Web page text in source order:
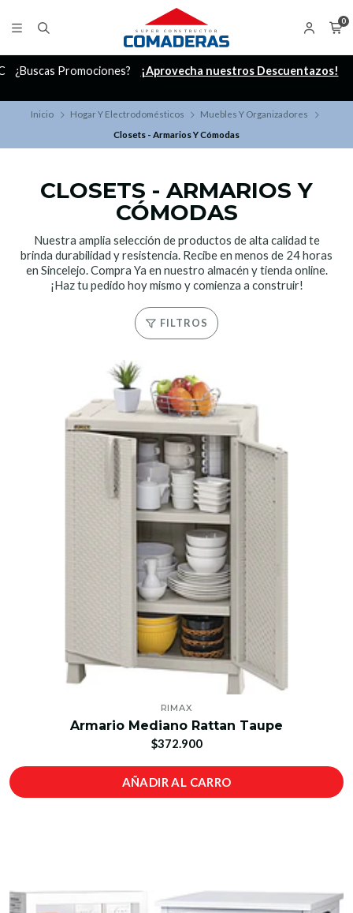
0
¿Buscas Promociones? ¡Aprovecha nuestros Descuentazos!
Inicio Hogar Y Electrodomésticos
Muebles Y Organizadores
Closets - Armarios Y Cómodas
CLOSETS - ARMARIOS Y
CÓMODAS
Nuestra amplia selección de productos de alta calidad te
brinda durabilidad y resistencia. Recibe en menos de 24 horas
en Sincelejo. Compra Ya en nuestro almacén y tienda online.
¡Haz tu pedido hoy mismo y comienza a construir!
FILTROS
RIMAX
Armario Mediano Rattan Taupe
$372.900
AÑADIR AL CARRO